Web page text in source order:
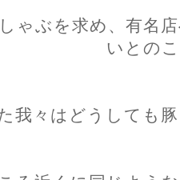
ゃぶを求め、有名
いとの
我々はどうしても